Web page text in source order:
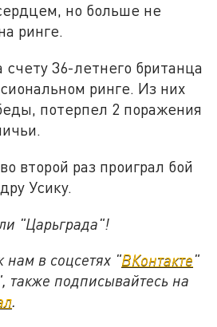
но больше не
ринге.
36-летнего британца
ринге. Из них
потерпел 2 поражения
второй раз проиграл бой
Усику.
"Царьграда"!
нам в соцсетях "ВКонтакте"
также подписывайтесь на
.